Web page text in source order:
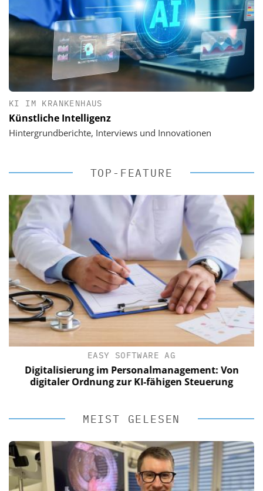
KI IM KRANKENHAUS
Künstliche Intelligenz
Hintergrundberichte, Interviews und Innovationen
TOP-FEATURE
EASY SOFTWARE AG
Digitalisierung im Personalmanagement: Von
digitaler Ordnung zur KI-fähigen Steuerung
MEIST GELESEN